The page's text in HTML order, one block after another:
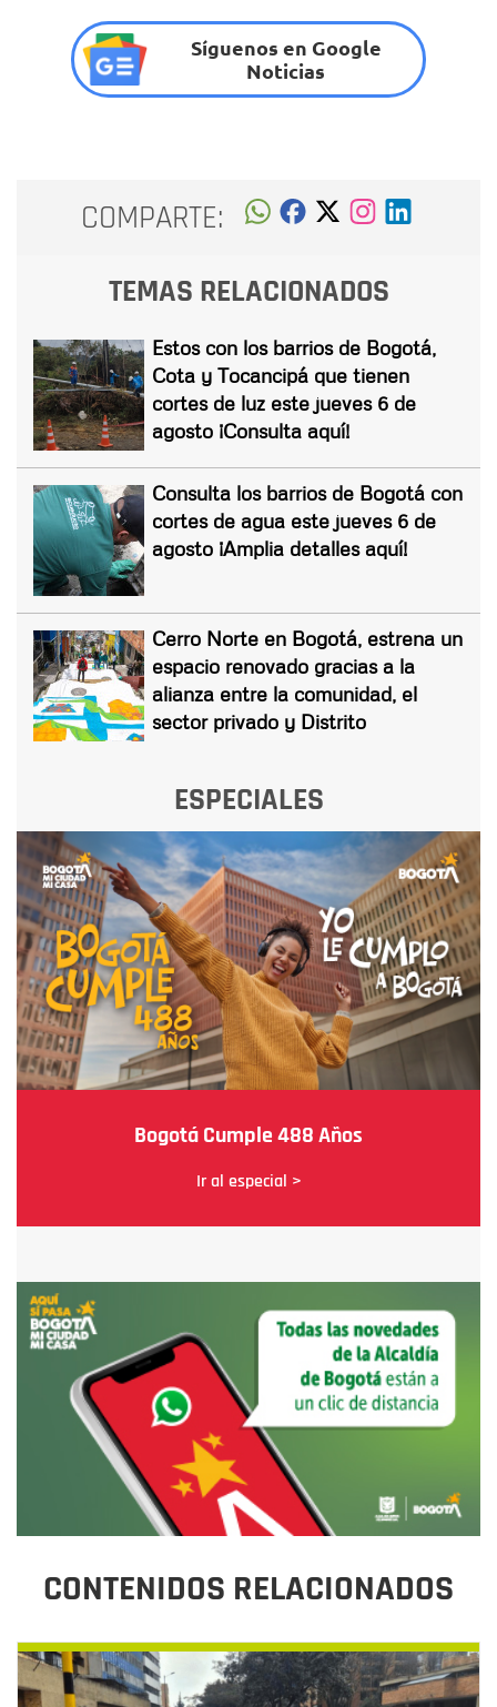
Síguenos en Google
Noticias
COMPARTE:
TEMAS RELACIONADOS
Estos con los barrios de Bogotá,
Cota y Tocancipá que tienen
cortes de luz este jueves 6 de
agosto ¡Consulta aquí!
Consulta los barrios de Bogotá con
cortes de agua este jueves 6 de
agosto ¡Amplia detalles aquí!
Cerro Norte en Bogotá, estrena un
espacio renovado gracias a la
alianza entre la comunidad, el
sector privado y Distrito
ESPECIALES
Bogotá Cumple 488 Años
Ir al especial >
CONTENIDOS RELACIONADOS